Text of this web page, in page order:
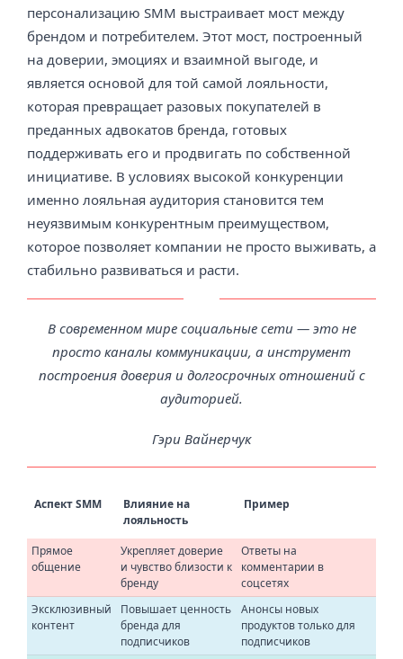
персонализацию SMM выстраивает мост между
брендом и потребителем. Этот мост, построенный
на доверии, эмоциях и взаимной выгоде, и
является основой для той самой лояльности,
которая превращает разовых покупателей в
преданных адвокатов бренда, готовых
поддерживать его и продвигать по собственной
инициативе. В условиях высокой конкуренции
именно лояльная аудитория становится тем
неуязвимым конкурентным преимуществом,
которое позволяет компании не просто выживать, а
стабильно развиваться и расти.
В современном мире социальные сети — это не
просто каналы коммуникации, а инструмент
построения доверия и долгосрочных отношений с
аудиторией.
Гэри Вайнерчук
Аспект SMM
Влияние на
лояльность
Пример
Прямое
общение
Укрепляет доверие
и чувство близости к
бренду
Ответы на
комментарии в
соцсетях
Эксклюзивный
контент
Повышает ценность
бренда для
подписчиков
Анонсы новых
продуктов только для
подписчиков